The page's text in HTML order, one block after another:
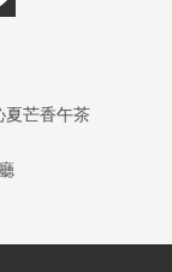
夏芒香午茶